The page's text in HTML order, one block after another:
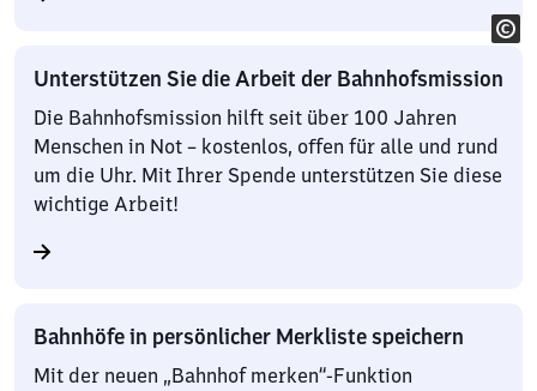
Unterstützen Sie die Arbeit der Bahnhofsmission
Die Bahnhofsmission hilft seit über 100 Jahren
Menschen in Not – kostenlos, offen für alle und rund
um die Uhr. Mit Ihrer Spende unterstützen Sie diese
wichtige Arbeit!
Bahnhöfe in persönlicher Merkliste speichern
Mit der neuen „Bahnhof merken“-Funktion